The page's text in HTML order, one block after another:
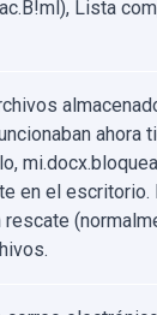
Lista
ahora
en el